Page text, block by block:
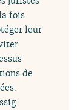
fois
leur
de